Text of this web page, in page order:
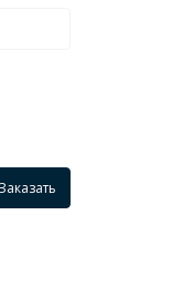
Заказать